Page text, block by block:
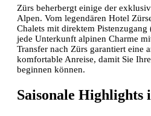
Zürs beherbergt einige der
Alpen. Vom legendären Hotel
Chalets mit direktem
jede Unterkunft alpinen Charme
Transfer nach Zürs garantiert eine
komfortable Anreise, damit Sie
beginnen können.
Saisonale Highlights